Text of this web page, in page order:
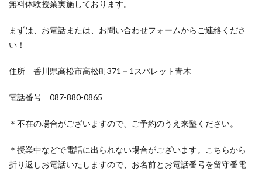
無料体験授業実施しております。
まずは、お電話または、お問い合わせフォームからご連絡くださ
い！
住所 香川県高松市高松町371－1スパレット青木
電話番号 087-880-0865
＊不在の場合がございますので、ご予約のうえ来塾ください。
＊授業中などで電話に出られない場合がございます。こちらから
折り返しお電話いたしますので、お名前とお電話番号を留守番電